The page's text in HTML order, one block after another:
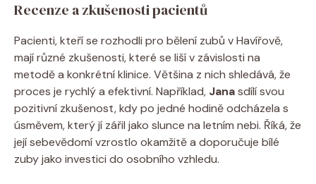
Recenze a zkušenosti pacientů
Pacienti, kteří se rozhodli pro bělení zubů v Havířově,
mají různé zkušenosti, které se liší v závislosti na
metodě a konkrétní klinice. Většina z nich shledává, že
proces je rychlý a efektivní. Například, Janasdílí svou
pozitivní zkušenost, kdy po jedné hodině odcházela s
úsměvem, který jí zářil jako slunce na letním nebi. Říká, že
její sebevědomí vzrostlo okamžitě a doporučuje bílé
zuby jako investici do osobního vzhledu.